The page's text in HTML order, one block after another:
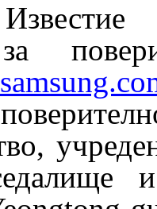
за